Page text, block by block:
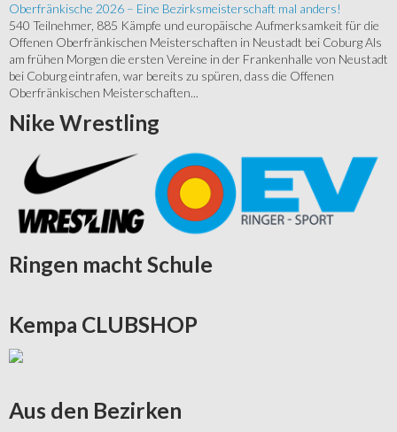
Oberfränkische 2026 – Eine Bezirksmeisterschaft mal anders!
540 Teilnehmer, 885 Kämpfe und europäische Aufmerksamkeit für die
Offenen Oberfränkischen Meisterschaften in Neustadt bei Coburg Als
am frühen Morgen die ersten Vereine in der Frankenhalle von Neustadt
bei Coburg eintrafen, war bereits zu spüren, dass die Offenen
Oberfränkischen Meisterschaften...
Nike Wrestling
Ringen macht Schule
Kempa CLUBSHOP
Aus den Bezirken